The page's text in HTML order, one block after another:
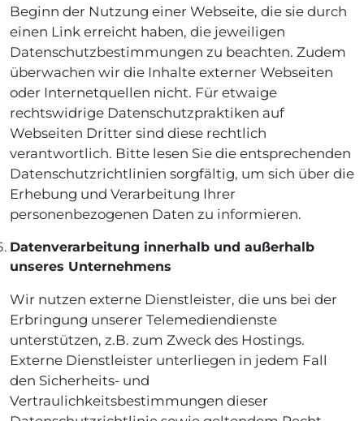
Beginn der Nutzung einer Webseite, die sie durch
einen Link erreicht haben, die jeweiligen
Datenschutzbestimmungen zu beachten. Zudem
überwachen wir die Inhalte externer Webseiten
oder Internetquellen nicht. Für etwaige
rechtswidrige Datenschutzpraktiken auf
Webseiten Dritter sind diese rechtlich
verantwortlich. Bitte lesen Sie die entsprechenden
Datenschutzrichtlinien sorgfältig, um sich über die
Erhebung und Verarbeitung Ihrer
personenbezogenen Daten zu informieren.
Datenverarbeitung innerhalb und außerhalb
unseres Unternehmens
Wir nutzen externe Dienstleister, die uns bei der
Erbringung unserer Telemediendienste
unterstützen, z.B. zum Zweck des Hostings.
Externe Dienstleister unterliegen in jedem Fall
den Sicherheits- und
Vertraulichkeitsbestimmungen dieser